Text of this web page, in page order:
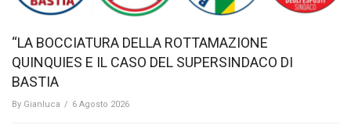
“LA BOCCIATURA DELLA ROTTAMAZIONE
QUINQUIES E IL CASO DEL SUPERSINDACO DI
BASTIA
By Gianluca / 6 Agosto 2026